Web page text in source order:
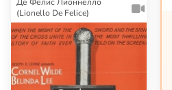
(Lionello De Felice)